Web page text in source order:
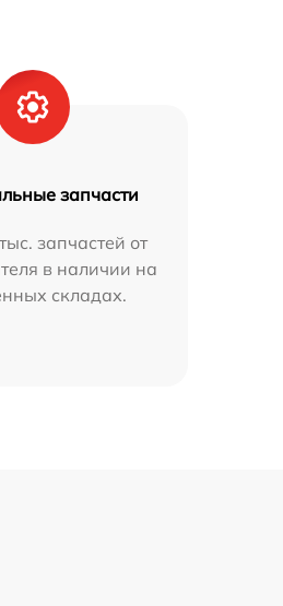
запчасти
запчастей от
в наличии на
складах.